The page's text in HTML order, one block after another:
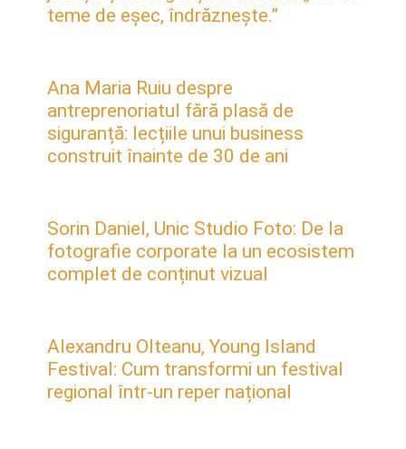
teme de eșec, îndrăznește.”
Ana Maria Ruiu despre
antreprenoriatul fără plasă de
siguranță: lecțiile unui business
construit înainte de 30 de ani
Sorin Daniel, Unic Studio Foto: De la
fotografie corporate la un ecosistem
complet de conținut vizual
Alexandru Olteanu, Young Island
Festival: Cum transformi un festival
regional într-un reper național